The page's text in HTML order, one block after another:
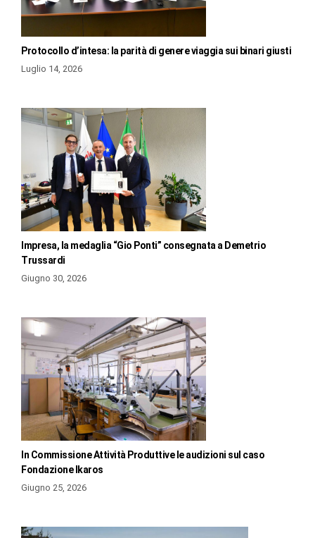
Protocollo d’intesa: la parità di genere viaggia sui binari giusti
Luglio 14, 2026
Impresa, la medaglia “Gio Ponti” consegnata a Demetrio
Trussardi
Giugno 30, 2026
In Commissione Attività Produttive le audizioni sul caso
Fondazione Ikaros
Giugno 25, 2026